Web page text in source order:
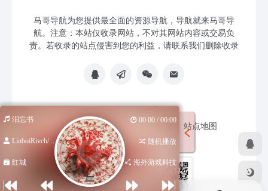
马哥导航为您提供最全面的资源导航，导航就来马哥导
航。注意：本站仅收录网站，不对其网站内容或交易负
责。若收录的站点侵害到您的利益，请联系我们删除收录
免责声明 友链申请 网站提交 站点地图
泪忘书 00:00 / 00:00
LinboiRivch/... 随机播放
红城 海外游戏科技